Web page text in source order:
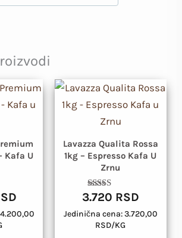
Kafa U
Lavazza Qualita Rossa
1kg – Espresso Kafa U
Zrnu
Ocenjeno
sa
4.78
od 5
3.720 RSD
Jedinična cena: 3.720,00
RSD/KG